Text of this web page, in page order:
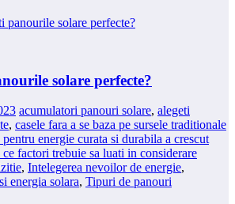
solare perfecte?
acumulatori panouri solare, alegeti
, casele fara a se baza pe sursele traditionale
pentru energie curata si durabila a crescut
ce factori trebuie sa luati in considerare
, Intelegerea nevoilor de energie,
energia solara, Tipuri de panouri